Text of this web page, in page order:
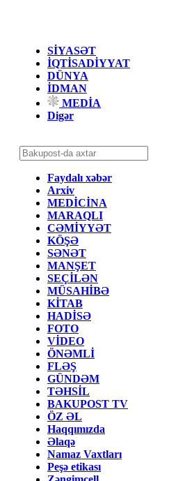
SİYASƏT
İQTİSADİYYAT
DÜNYA
İDMAN
MEDİA
Digər
Faydalı xəbər
Arxiv
MEDİCİNA
MARAQLI
CƏMİYYƏT
KÖŞƏ
SƏNƏT
MANŞET
SEÇİLƏN
MÜSAHİBƏ
KİTAB
HADİSƏ
FOTO
VİDEO
ÖNƏMLİ
FLƏŞ
GÜNDƏM
TƏHSİL
BAKUPOST TV
ÖZ ƏL
Haqqımızda
Əlaqə
Namaz Vaxtları
Peşə etikası